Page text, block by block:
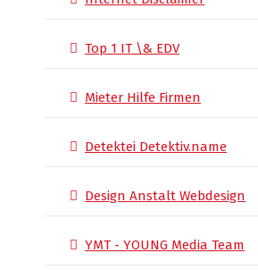
Top 1 IT \& EDV
Mieter Hilfe Firmen
Detektei Detektiv.name
Design Anstalt Webdesign
YMT - YOUNG Media Team